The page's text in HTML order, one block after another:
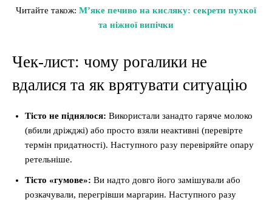
Читайте також: М’яке печиво на кисляку: секрети пухкої
та ніжної випічки
Чек-лист: чому рогалики не
вдалися та як врятувати ситуацію
Тісто не піднялося: Використали занадто гаряче молоко
(вбили дріжджі) або просто взяли неактивні (перевірте
термін придатності). Наступного разу перевіряйте опару
ретельніше.
Тісто «гумове»: Ви надто довго його замішували або
розкачували, перегрівши маргарин. Наступного разу